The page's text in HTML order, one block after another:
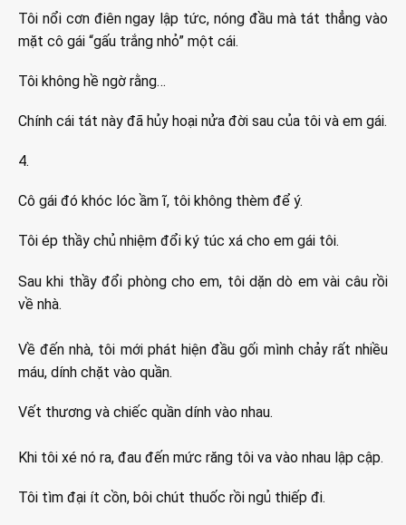
Tôi nổi cơn điên ngay lập tức, nóng đầu mà tát thẳng vào
mặt cô gái “gấu trắng nhỏ” một cái.
Tôi không hề ngờ rằng…
Chính cái tát này đã hủy hoại nửa đời sau của tôi và em gái.
4.
Cô gái đó khóc lóc ầm ĩ, tôi không thèm để ý.
Tôi ép thầy chủ nhiệm đổi ký túc xá cho em gái tôi.
Sau khi thầy đổi phòng cho em, tôi dặn dò em vài câu rồi
về nhà.
Về đến nhà, tôi mới phát hiện đầu gối mình chảy rất nhiều
máu, dính chặt vào quần.
Vết thương và chiếc quần dính vào nhau.
Khi tôi xé nó ra, đau đến mức răng tôi va vào nhau lập cập.
Tôi tìm đại ít cồn, bôi chút thuốc rồi ngủ thiếp đi.